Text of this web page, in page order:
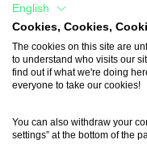
English
Cookies, Cookies,
The cookies on this site are
to understand who visits our
find out if what we're doing
everyone to take our cookies!
You can also withdraw your
settings” at the bottom of the